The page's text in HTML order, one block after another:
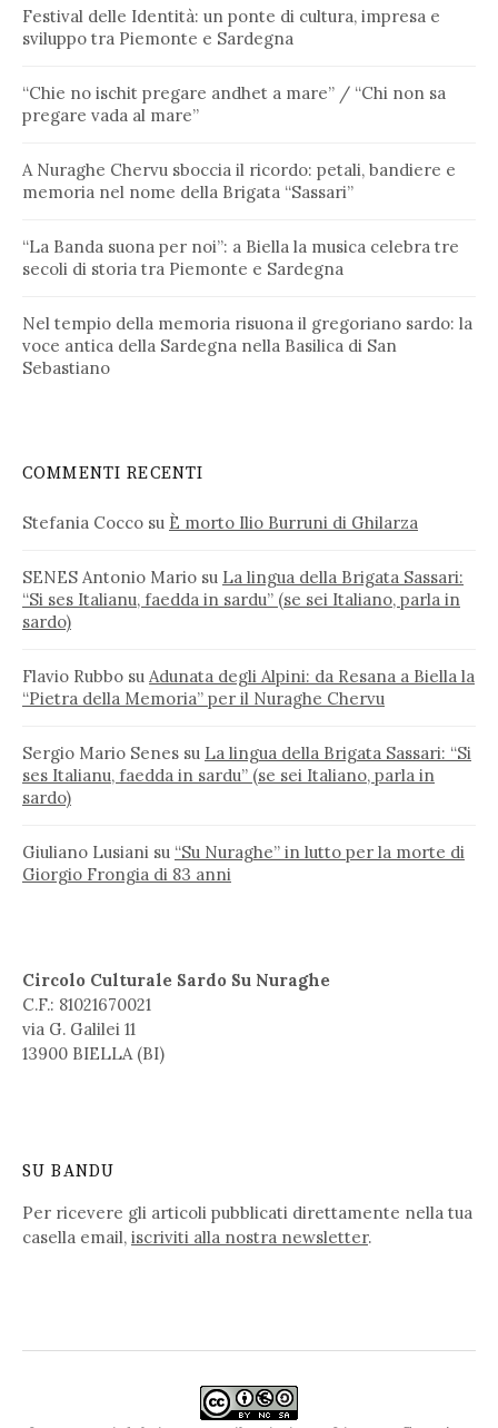
Festival delle Identità: un ponte di cultura, impresa e
sviluppo tra Piemonte e Sardegna
“Chie no ischit pregare andhet a mare” / “Chi non sa
pregare vada al mare”
A Nuraghe Chervu sboccia il ricordo: petali, bandiere e
memoria nel nome della Brigata “Sassari”
“La Banda suona per noi”: a Biella la musica celebra tre
secoli di storia tra Piemonte e Sardegna
Nel tempio della memoria risuona il gregoriano sardo: la
voce antica della Sardegna nella Basilica di San
Sebastiano
COMMENTI RECENTI
Stefania Cocco su È morto Ilio Burruni di Ghilarza
SENES Antonio Mario su La lingua della Brigata Sassari:
“Si ses Italianu, faedda in sardu” (se sei Italiano, parla in
sardo)
Flavio Rubbo su Adunata degli Alpini: da Resana a Biella la
“Pietra della Memoria” per il Nuraghe Chervu
Sergio Mario Senes su La lingua della Brigata Sassari: “Si
ses Italianu, faedda in sardu” (se sei Italiano, parla in
sardo)
Giuliano Lusiani su “Su Nuraghe” in lutto per la morte di
Giorgio Frongia di 83 anni
Circolo Culturale Sardo Su Nuraghe
C.F.: 81021670021
via G. Galilei 11
13900 BIELLA (BI)
SU BANDU
Per ricevere gli articoli pubblicati direttamente nella tua
casella email, iscriviti alla nostra newsletter.